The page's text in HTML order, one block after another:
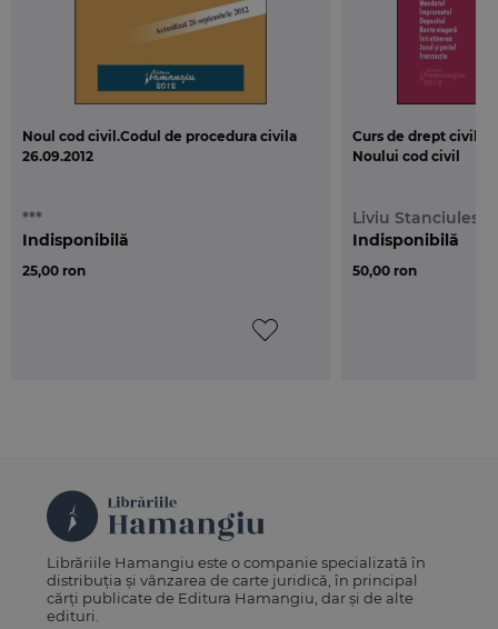
Noul cod civil.Codul de procedura civila
26.09.2012
***
25,00 ron
Indisponibilă
Curs de drept civil.
Noului cod civil
Liviu Stanciulescu
50,00 ron
Indisponibilă
Librăriile Hamangiu este o companie specializată în
distribuția și vânzarea de carte juridică, în principal
cărți publicate de Editura Hamangiu, dar și de alte
edituri.